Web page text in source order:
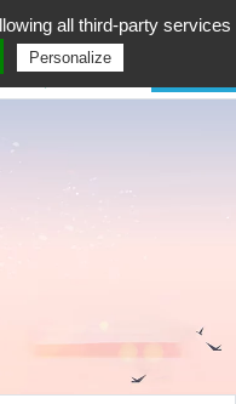
all third-party services
Personalize